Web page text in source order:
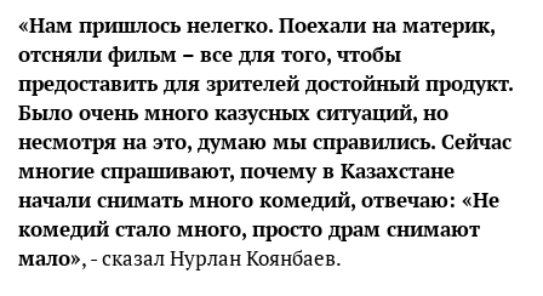
«Нам пришлось нелегко. Поехали на материк,
отсняли фильм – все для того, чтобы
предоставить для зрителей достойный продукт.
Было очень много казусных ситуаций, но
несмотря на это, думаю мы справились. Сейчас
многие спрашивают, почему в Казахстане
начали снимать много комедий, отвечаю: «Не
комедий стало много, просто драм снимают
мало», - сказал Нурлан Коянбаев.